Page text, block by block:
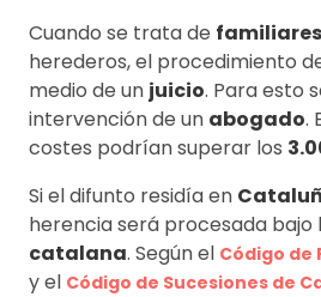
Cuando se trata de familiares
herederos, el procedimiento
medio de un juicio. Para esto
intervención de un abogado.
costes podrían superar los
Si el difunto residía en
herencia será procesada bajo
catalana. Según el Código de
y el Código de Sucesiones de